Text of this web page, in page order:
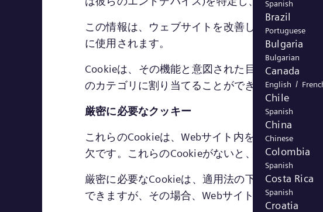
この情報は、ウェブサイトを改善し、ウェブサ
に使用されます。
Cookieは、その機能と意図された目的に応じて
のカテゴリに割り当てることができます。
厳密に必要なクッキー
これらのCookieは、Webサイト内を移動し、プ
欠です。これらのCookieがないと、当社のWeb
厳密に必要なCookieは、適用法の下でユーザー
できますが、その場合、Webサイトの機能を意
Spanish
Brazil
Portuguese
Bulgaria
Bulgarian
Canada
English /
Chile
Spanish
China
Chinese
Colombia
Spanish
Costa Rica
Spanish
Croatia